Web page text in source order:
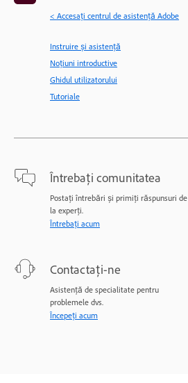
< Accesaţi centrul de asistenţă Adobe
Instruire și asistență
Noțiuni introductive
Ghidul utilizatorului
Tutoriale
Întrebați comunitatea
Postați întrebări și primiți răspunsuri de
la experți.
Întrebați acum
Contactați-ne
Asistență de specialitate pentru
problemele dvs.
Începeți acum